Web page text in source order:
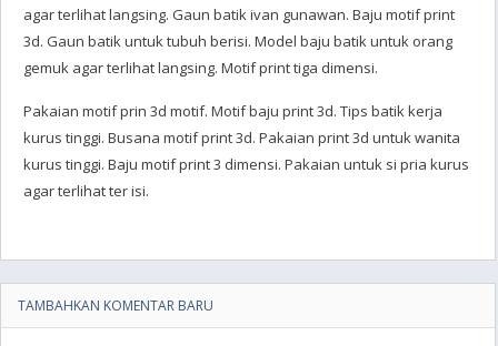
agar terlihat langsing. Gaun batik ivan gunawan. Baju motif print
3d. Gaun batik untuk tubuh berisi. Model baju batik untuk orang
gemuk agar terlihat langsing. Motif print tiga dimensi.
Pakaian motif prin 3d motif. Motif baju print 3d. Tips batik kerja
kurus tinggi. Busana motif print 3d. Pakaian print 3d untuk wanita
kurus tinggi. Baju motif print 3 dimensi. Pakaian untuk si pria kurus
agar terlihat ter isi.
TAMBAHKAN KOMENTAR BARU